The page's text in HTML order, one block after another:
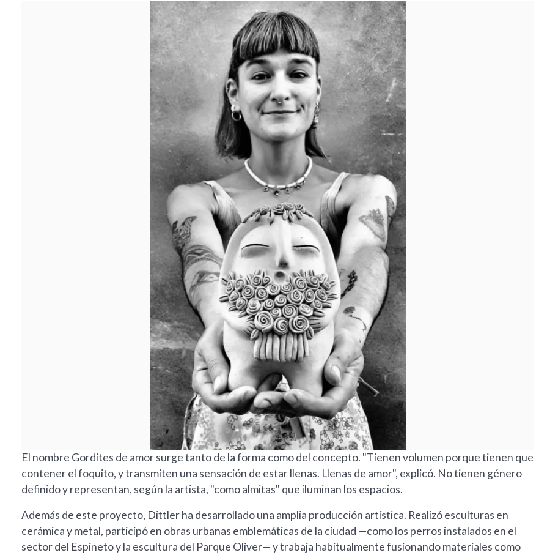
El nombre Gordites de amor surge tanto de la forma como del concepto. "Tienen volumen porque tienen que
contener el foquito, y transmiten una sensación de estar llenas. Llenas de amor", explicó. No tienen género
definido y representan, según la artista, "como almitas" que iluminan los espacios.
Además de este proyecto, Dittler ha desarrollado una amplia producción artística. Realizó esculturas en
cerámica y metal, participó en obras urbanas emblemáticas de la ciudad —como los perros instalados en el
sector del Espineto y la escultura del Parque Oliver— y trabaja habitualmente fusionando materiales como